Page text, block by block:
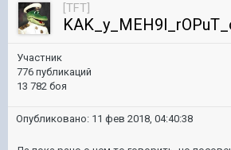
[TFT]
Участник
776 публикаций
13 782 боя
Опубликовано: 11 фев 2018, 04:40:38